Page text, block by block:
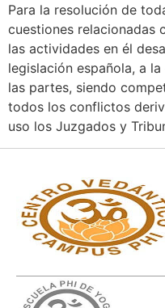
Para la resolución de
cuestiones relacionadas
las actividades en él
legislación española, a
las partes, siendo
todos los conflictos
uso los Juzgados y